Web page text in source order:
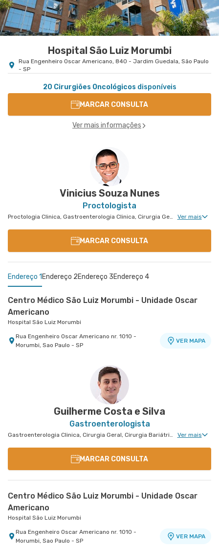
Hospital São Luiz Morumbi
Rua Engenheiro Oscar Americano, 840 - Jardim Guedala, São Paulo
- SP
20 Cirurgiões Oncológicos disponíveis
MARCAR CONSULTA
Ver mais informações
Vinicius Souza Nunes
Proctologista
Proctologia Clinica, Gastroenterologia Clinica, Cirurgia Geral, Cirurgia Bariátrica, Cirurgia do Aparelho Digestivo, Cirurgia Oncologia do Peritônio, Doenças Inflamatórias Intestinais, Cirurgia de Fígado, Cirurgia Oncológica, Cirurgia Oncológica do Aparelho Digestivo Ver mais
MARCAR CONSULTA
Endereço 1 Endereço 2Endereço 3Endereço 4
Centro Médico São Luiz Morumbi - Unidade Oscar
Americano
Hospital São Luiz Morumbi
Rua Engenheiro Oscar Americano nr. 1010 -
Morumbi, Sao Paulo - SP
VER MAPA
Rua Dona Veridiana nr. 311 - Vila Buarque, Sao
Rua Virginia Crivilari nr. 334 - Centro, Osasco -
Estrada de Itapecerica nr. 4617 - Capao
Guilherme Costa e Silva
Gastroenterologista
Gastroenterologia Clinica, Cirurgia Geral, Cirurgia Bariátrica, Cirurgia do Aparelho Digestivo, Cirurgia Robótica do Aparelho Digestivo, Cirurgia Robótica Geral, Cirurgia Oncológica Ver mais
MARCAR CONSULTA
Centro Médico São Luiz Morumbi - Unidade Oscar
Americano
Hospital São Luiz Morumbi
Rua Engenheiro Oscar Americano nr. 1010 -
Morumbi, Sao Paulo - SP
VER MAPA